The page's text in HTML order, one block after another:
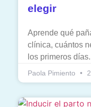
elegir
Aprende qué
clínica, cuántos
los primeros días.
Paola Pimiento